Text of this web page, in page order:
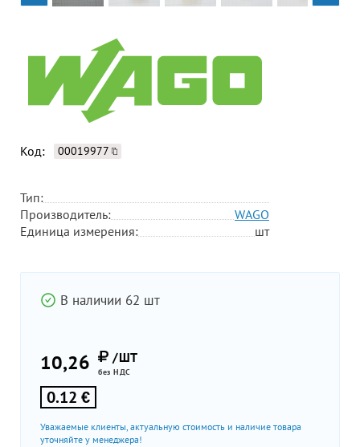
Код: 00019977
Тип:
Производитель:
WAGO
Единица измерения:
шт
В наличии 62 шт
10,26 /ШТ
без НДС
0.12 €
Уважаемые клиенты, актуальную стоимость и наличие товара
уточняйте у менеджера!